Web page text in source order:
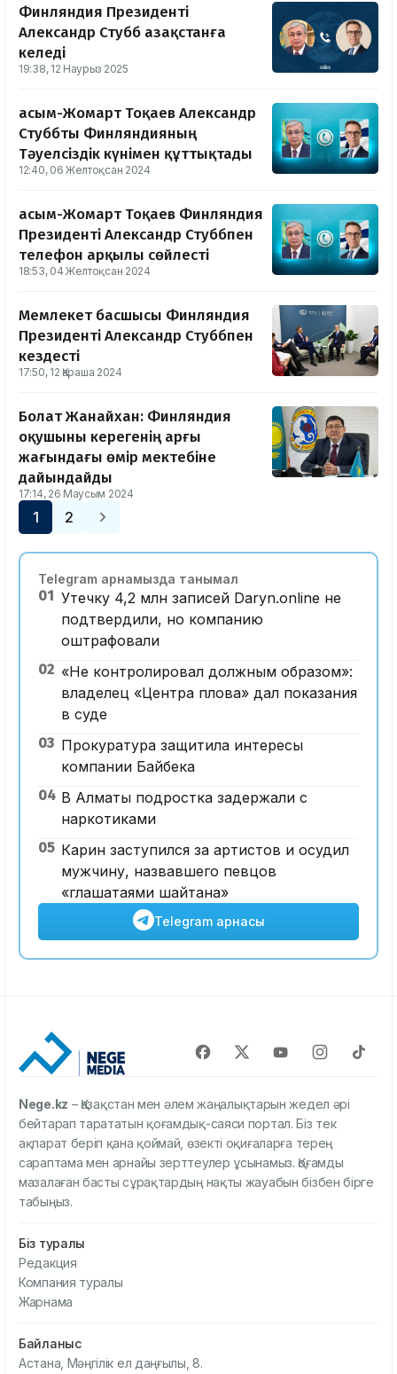
Финляндия Президенті
Александр Стубб Қазақстанға
келеді
19:38, 12 Наурыз 2025
Қасым-Жомарт Тоқаев Александр
Стуббты Финляндияның
Тәуелсіздік күнімен құттықтады
12:40, 06 Желтоқсан 2024
Қасым-Жомарт Тоқаев Финляндия
Президенті Александр Стуббпен
телефон арқылы сөйлесті
18:53, 04 Желтоқсан 2024
Мемлекет басшысы Финляндия
Президенті Александр Стуббпен
кездесті
17:50, 12 Қараша 2024
Болат Жанайхан: Финляндия
оқушыны керегенің арғы
жағындағы өмір мектебіне
дайындайды
17:14, 26 Маусым 2024
1 2
Telegram арнамызда танымал
01 Утечку 4,2 млн записей Daryn.online не
подтвердили, но компанию
оштрафовали
02 «Не контролировал должным образом»:
владелец «Центра плова» дал показания
в суде
03 Прокуратура защитила интересы
компании Байбека
04 В Алматы подростка задержали с
наркотиками
05 Карин заступился за артистов и осудил
мужчину, назвавшего певцов
«глашатаями шайтана»
Telegram арнасы
Nege.kz – Қазақстан мен әлем жаңалықтарын жедел әрі
бейтарап тарататын қоғамдық-саяси портал. Біз тек
ақпарат беріп қана қоймай, өзекті оқиғаларға терең
сараптама мен арнайы зерттеулер ұсынамыз. Қоғамды
мазалаған басты сұрақтардың нақты жауабын бізбен бірге
табыңыз.
Біз туралы
Редакция
Компания туралы
Жарнама
Байланыс
Астана, Мәңгілік ел даңғылы, 8.